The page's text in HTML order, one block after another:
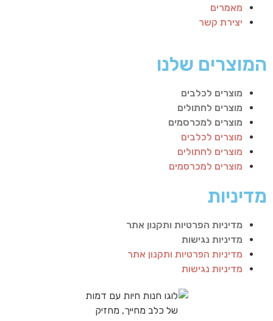
מאמרים
יצירת קשר
המוצרים שלנו
מוצרים לכלבים
מוצרים לחתולים
מוצרים למכרסמים
מוצרים לכלבים
מוצרים לחתולים
מוצרים למכרסמים
מדיניות
מדיניות הפרטיות ותקנון אתר
מדיניות נגישות
מדיניות הפרטיות ותקנון אתר
מדיניות נגישות